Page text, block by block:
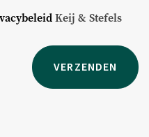
van het object voor de
Keij & Stefels
VERZENDEN